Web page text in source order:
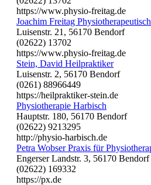
https://www.physio-freitag.de
Joachim Freitag
Luisenstr. 21, 56170 Bendorf
(02622) 13702
https://www.physio-freitag.de
Stein, David Heilpraktiker
Luisenstr. 2, 56170 Bendorf
(0261) 88966449
https://heilpraktiker-stein.de
Physiotherapie Harbisch
Hauptstr. 180, 56170 Bendorf
(02622) 9213295
http://physio-harbisch.de
Petra Wobser Praxis für
Engerser Landstr. 3, 56170 Bendorf
(02622) 169332
https://px.de